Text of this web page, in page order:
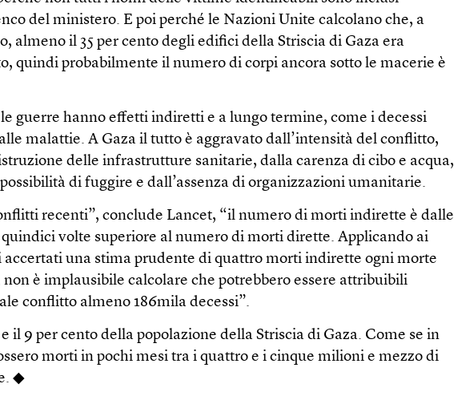
del ministero. E poi perché le Nazioni Unite calcolano che, a
almeno il 35 per cento degli edifici della Striscia di Gaza era
quindi probabilmente il numero di corpi ancora sotto le macerie è
guerre hanno effetti indiretti e a lungo termine, come i decessi
malattie. A Gaza il tutto è aggravato dall’intensità del conflitto,
delle infrastrutture sanitarie, dalla carenza di cibo e acqua,
di fuggire e dall’assenza di organizzazioni umanitarie.
recenti”, conclude Lancet, “il numero di morti indirette è dalle
volte superiore al numero di morti dirette. Applicando ai
accertati una stima prudente di quattro morti indirette ogni morte
è implausibile calcolare che potrebbero essere attribuibili
conflitto almeno 186mila decessi”.
il 9 per cento della popolazione della Striscia di Gaza. Come se in
morti in pochi mesi tra i quattro e i cinque milioni e mezzo di
◆